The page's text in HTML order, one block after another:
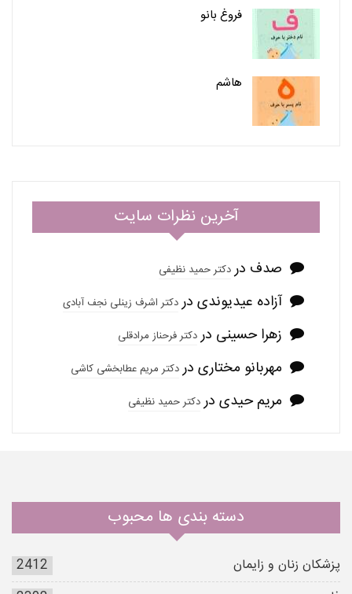
فروغ بانو
هاشم
آخرین نظرات سایت
صدف دردکتر حمید نظیفی
آزاده عیدیوندی دردکتر اشرف زینلی نجف آبادی
زهرا حسینی دردکتر فرحناز مرادقلی
مهربانو مختاری دردکتر مریم عطابخشی کاشی
مریم حیدی دردکتر حمید نظیفی
دسته بندی ها محبوب
پزشکان زنان و زایمان
2412